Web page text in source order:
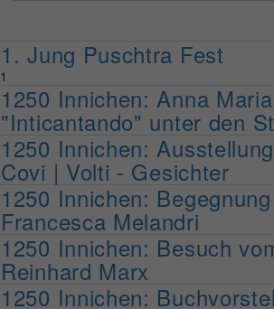
1. Jung Puschtra Fest
1
1250 Innichen: Anna
"Inticantando" unter den
1250 Innichen:
Covi | Volti - Gesichter
1250 Innichen:
Francesca Melandri
1250 Innichen: Besuch
Reinhard Marx
1250 Innichen: